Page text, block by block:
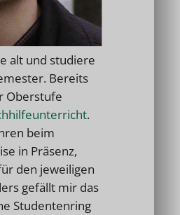
alt und studiere
Bereits
Oberstufe
.
beim
in Präsenz,
den jeweiligen
gefällt mir das
Studentenring